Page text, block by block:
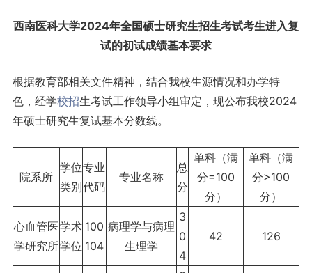
西南医科大学2024年全国硕士研究生招生考试考生进入复
试的初试成绩基本要求
根据教育部相关文件精神，结合我校生源情况和办学特
色，经学校招生考试工作领导小组审定，现公布我校2024
年硕士研究生复试基本分数线。
院系所
学位
类别
专业
代码
专业名称
总
分
单科（满
分=100
分）
单科（满
分>100
分）
心血管医
学研究所
学术
学位
100
104
病理学与病理
生理学
3
0
4
42 126